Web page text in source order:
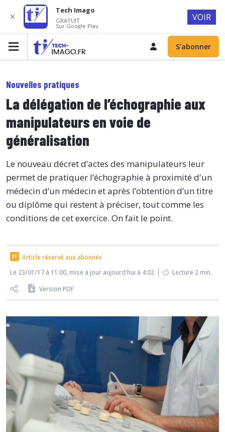
S'abonner
Nouvelles pratiques
La délégation de l’échographie aux
manipulateurs en voie de
généralisation
Le nouveau décret d’actes des manipulateurs leur
permet de pratiquer l’échographie à proximité d'un
médecin d’un médecin et après l’obtention d’un titre
ou diplôme qui restent à préciser, tout comme les
conditions de cet exercice. On fait le point.
Article réservé aux abonnés
Le 23/01/17 à 11:00, mise à jour aujourd'hui à 4:02
Lecture 2 min.
Version PDF
✕
Tech Imago
GRATUIT
Sur Google Play
VOIR